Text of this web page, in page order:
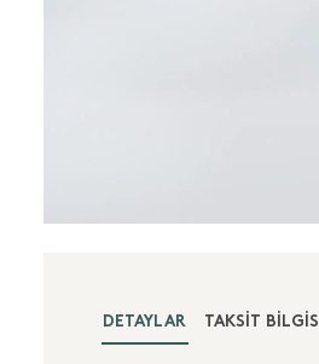
DETAYLAR TAKSIT BILGISI